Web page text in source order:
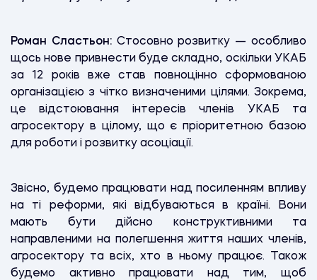
Роман Сластьон:Стосовно розвитку — особливо
щось нове привнести буде складно, оскільки УКАБ
за 12 років вже став повноцінно сформованою
організацією з чітко визначеними цілями. Зокрема,
це відстоювання інтересів членів УКАБ та
агросектору в цілому, що є пріоритетною базою
для роботи і розвитку асоціації.
Звісно, будемо працювати над посиленням впливу
на ті реформи, які відбуваються в країні. Вони
мають бути дійсно конструктивними та
направленими на полегшення життя наших членів,
агросектору та всіх, хто в ньому працює. Також
будемо активно працювати над тим, щоб